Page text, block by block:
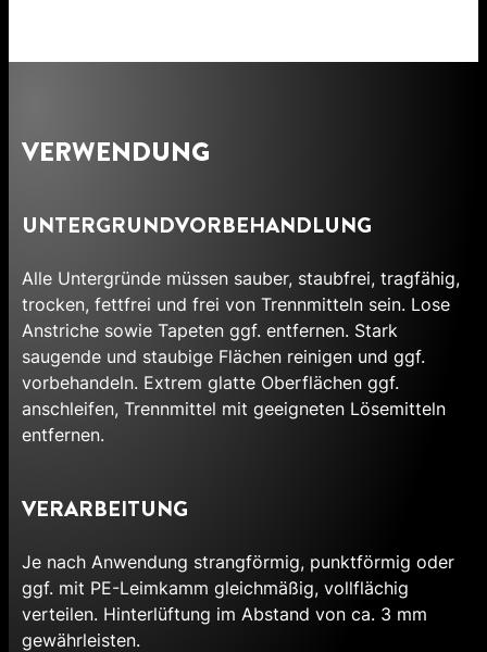
VERWENDUNG
UNTERGRUNDVORBEHANDLUNG
Alle Untergründe müssen sauber, staubfrei, tragfähig,
trocken, fettfrei und frei von Trennmitteln sein. Lose
Anstriche sowie Tapeten ggf. entfernen. Stark
saugende und staubige Flächen reinigen und ggf.
vorbehandeln. Extrem glatte Oberflächen ggf.
anschleifen, Trennmittel mit geeigneten Lösemitteln
entfernen.
VERARBEITUNG
Je nach Anwendung strangförmig, punktförmig oder
ggf. mit PE-Leimkamm gleichmäßig, vollflächig
verteilen. Hinterlüftung im Abstand von ca. 3 mm
gewährleisten.